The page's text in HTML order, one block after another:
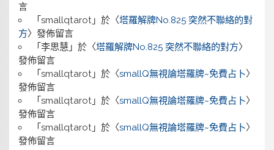
言
「 smallqtarot」於〈塔羅解牌No.825 突然不聯絡的對
方〉發佈留言
「 李思慧」於〈塔羅解牌No.825 突然不聯絡的對方〉
發佈留言
「 smallqtarot」於〈smallQ無視論塔羅牌~免費占卜〉
發佈留言
「 smallqtarot」於〈smallQ無視論塔羅牌~免費占卜〉
發佈留言
「 smallqtarot」於〈smallQ無視論塔羅牌~免費占卜〉
發佈留言